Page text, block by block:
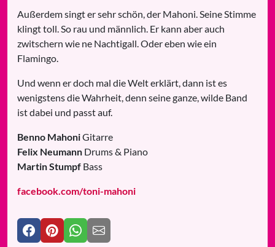
Außerdem singt er sehr schön, der Mahoni. Seine Stimme
klingt toll. So rau und männlich. Er kann aber auch
zwitschern wie ne Nachtigall. Oder eben wie ein
Flamingo.
Und wenn er doch mal die Welt erklärt, dann ist es
wenigstens die Wahrheit, denn seine ganze, wilde Band
ist dabei und passt auf.
Benno MahoniGitarre
Felix Neumann Drums & Piano
Martin Stumpf Bass
facebook.com/toni-mahoni